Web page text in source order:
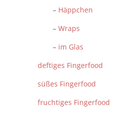
– Häppchen
– Wraps
– im Glas
deftiges Fingerfood
süßes Fingerfood
fruchtiges Fingerfood